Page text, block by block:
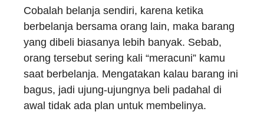
Cobalah belanja sendiri, karena ketika
berbelanja bersama orang lain, maka barang
yang dibeli biasanya lebih banyak. Sebab,
orang tersebut sering kali “meracuni” kamu
saat berbelanja. Mengatakan kalau barang ini
bagus, jadi ujung-ujungnya beli padahal di
awal tidak ada plan untuk membelinya.